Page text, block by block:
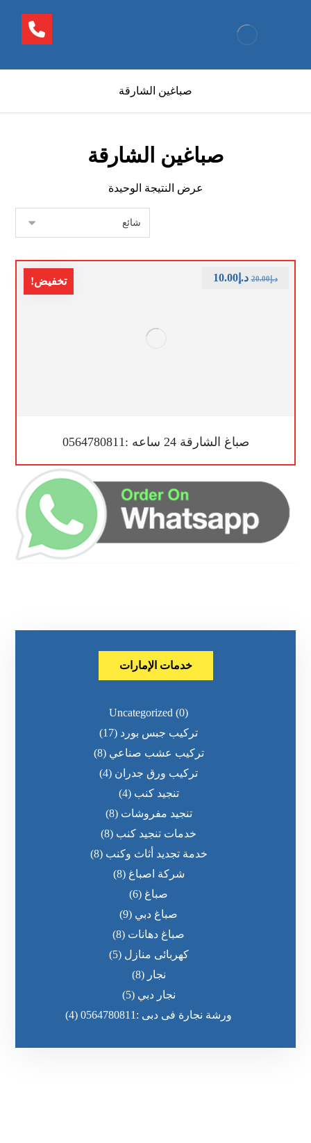
صباغين الشارقة
صباغين الشارقة
عرض النتيجة الوحيدة
تخفيض!
صباغ الشارقة 24 ساعه :0564780811
د.إ20.00 د.إ10.00
خدمات الإمارات
Uncategorized (0)
تركيب جبس بورد (17)
تركيب عشب صناعي (8)
تركيب ورق جدران (4)
تنجيد كنب (4)
تنجيد مفروشات (8)
خدمات تنجيد كنب (8)
خدمة تجديد أثاث وكنب (8)
شركة اصباغ (8)
صباغ (6)
صباغ دبي (9)
صباغ دهانات (8)
كهربائى منازل (5)
نجار (8)
نجار دبي (5)
ورشة نجارة فى دبى :0564780811
(4)